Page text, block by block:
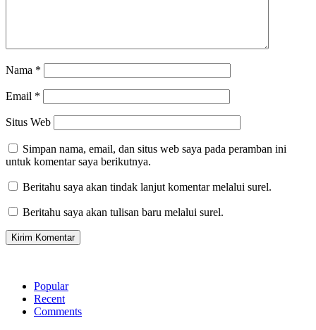
Nama *
Email *
Situs Web
Simpan nama, email, dan situs web saya pada peramban ini
untuk komentar saya berikutnya.
Beritahu saya akan tindak lanjut komentar melalui surel.
Beritahu saya akan tulisan baru melalui surel.
Popular
Recent
Comments